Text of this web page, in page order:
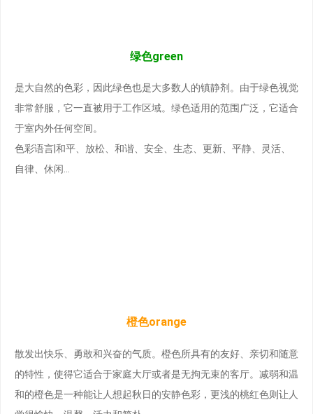
绿色green
是大自然的色彩，因此绿色也是大多数人的镇静剂。由于绿色视觉
非常舒服，它一直被用于工作区域。绿色适用的范围广泛，它适合
于室内外任何空间。
色彩语言|和平、放松、和谐、安全、生态、更新、平静、灵活、
自律、休闲…
橙色orange
散发出快乐、勇敢和兴奋的气质。橙色所具有的友好、亲切和随意
的特性，使得它适合于家庭大厅或者是无拘无束的客厅。减弱和温
和的橙色是一种能让人想起秋日的安静色彩，更浅的桃红色则让人